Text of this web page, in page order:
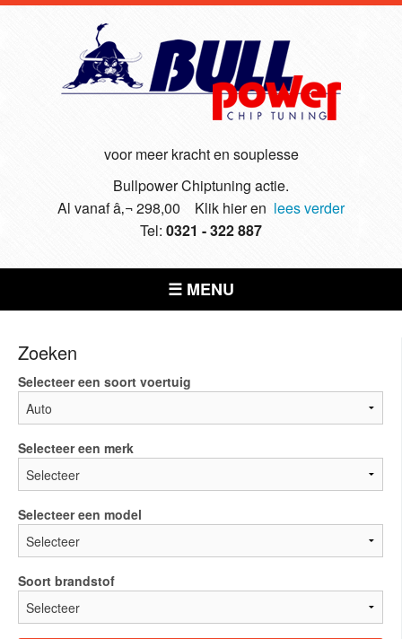
voor meer kracht en souplesse
Bullpower Chiptuning actie.
Al vanaf â‚¬ 298,00 Klik hier en lees verder
Tel: 0321 - 322 887
☰ MENU
Zoeken
Selecteer een soort voertuig
Selecteer een merk
Selecteer een model
Soort brandstof